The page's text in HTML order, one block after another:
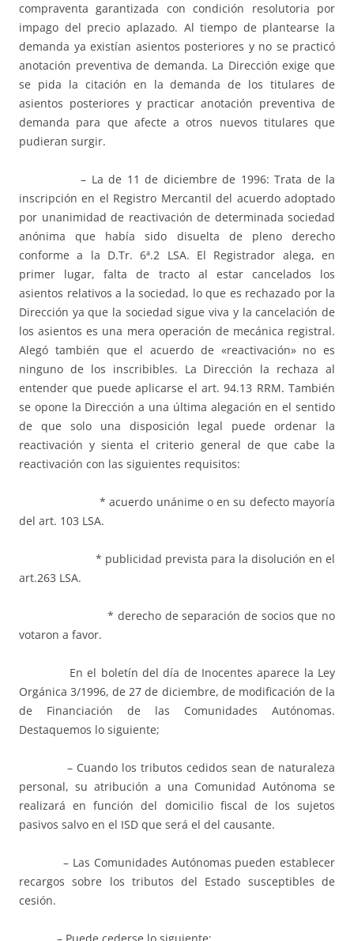
compraventa garantizada con condición resolutoria por
impago del precio aplazado. Al tiempo de plantearse la
demanda ya existían asientos posteriores y no se practicó
anotación preventiva de demanda. La Dirección exige que
se pida la citación en la demanda de los titulares de
asientos posteriores y practicar anotación preventiva de
demanda para que afecte a otros nuevos titulares que
pudieran surgir.
– La de 11 de diciembre de 1996: Trata de la
inscripción en el Registro Mercantil del acuerdo adoptado
por unanimidad de reactivación de determinada sociedad
anónima que había sido disuelta de pleno derecho
conforme a la D.Tr. 6ª.2 LSA. El Registrador alega, en
primer lugar, falta de tracto al estar cancelados los
asientos relativos a la sociedad, lo que es rechazado por la
Dirección ya que la sociedad sigue viva y la cancelación de
los asientos es una mera operación de mecánica registral.
Alegó también que el acuerdo de «reactivación» no es
ninguno de los inscribibles. La Dirección la rechaza al
entender que puede aplicarse el art. 94.13 RRM. También
se opone la Dirección a una última alegación en el sentido
de que solo una disposición legal puede ordenar la
reactivación y sienta el criterio general de que cabe la
reactivación con las siguientes requisitos:
* acuerdo unánime o en su defecto mayoría
del art. 103 LSA.
* publicidad prevista para la disolución en el
art.263 LSA.
* derecho de separación de socios que no
votaron a favor.
En el boletín del día de Inocentes aparece la Ley
Orgánica 3/1996, de 27 de diciembre, de modificación de la
de Financiación de las Comunidades Autónomas.
Destaquemos lo siguiente;
– Cuando los tributos cedidos sean de naturaleza
personal, su atribución a una Comunidad Autónoma se
realizará en función del domicilio fiscal de los sujetos
pasivos salvo en el ISD que será el del causante.
– Las Comunidades Autónomas pueden establecer
recargos sobre los tributos del Estado susceptibles de
cesión.